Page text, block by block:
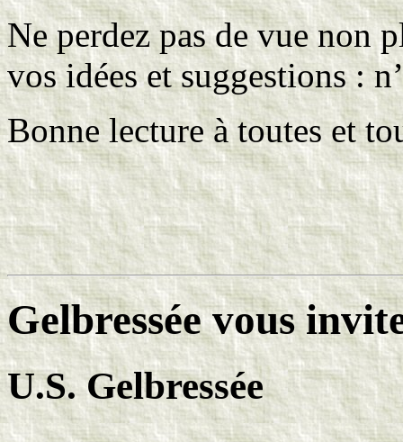
Ne perdez pas de vue non
vos idées et suggestions :
Bonne lecture à toutes et
Gelbressée vous
U.S. Gelbressée